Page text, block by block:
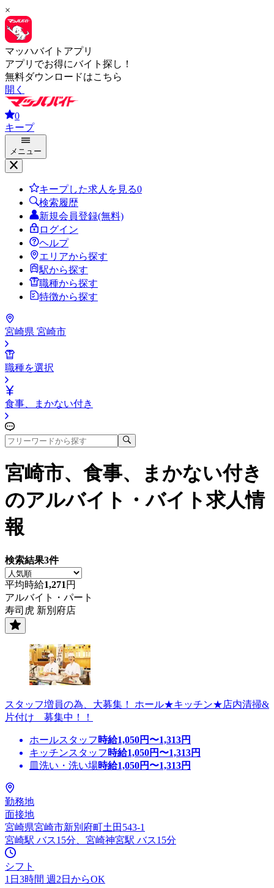
×
マッハバイトアプリ
アプリでお得にバイト探し！
無料ダウンロードはこちら
開く
0
キープ
メニュー
キープした求人を見る0
検索履歴
新規会員登録(無料)
ログイン
ヘルプ
エリアから探す
駅から探す
職種から探す
特徴から探す
宮崎県 宮崎市
職種を選択
食事、まかない付き
宮崎市、食事、まかない付き
のアルバイト・バイト求人情
報
検索結果3件
平均時給1,271 円
アルバイト・パート
寿司虎 新別府店
スタッフ増員の為、大募集！ ホール★キッチン★店内清掃&
片付け 募集中！！
ホールスタッフ 時給1,050円〜1,313円
キッチンスタッフ 時給1,050円〜1,313円
皿洗い・洗い場時給1,050円〜1,313円
勤務地
面接地
宮崎県宮崎市新別府町土田543-1
宮崎駅 バス15分、宮崎神宮駅 バス15分
シフト
1日3時間 週2日からOK